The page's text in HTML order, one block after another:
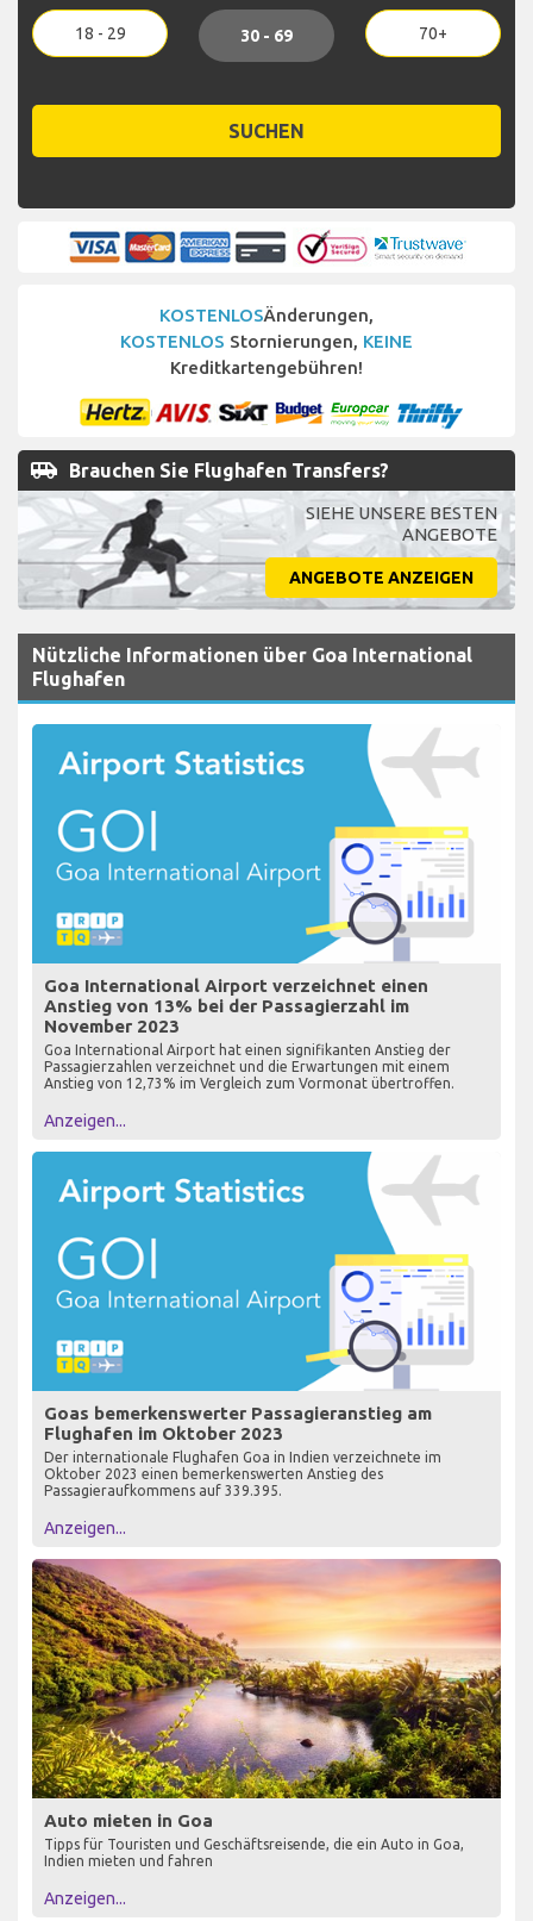
18 - 29 30 - 69 70+
SUCHEN
KOSTENLOSÄnderungen,
KOSTENLOS Stornierungen, KEINE
Kreditkartengebühren!
airport_shuttle Brauchen Sie Flughafen Transfers?
SIEHE UNSERE BESTEN
ANGEBOTE
ANGEBOTE ANZEIGEN
Nützliche Informationen über Goa International
Flughafen
Goa International Airport verzeichnet einen
Anstieg von 13% bei der Passagierzahl im
November 2023
Goa International Airport hat einen signifikanten Anstieg der
Passagierzahlen verzeichnet und die Erwartungen mit einem
Anstieg von 12,73% im Vergleich zum Vormonat übertroffen.
Anzeigen...
Goas bemerkenswerter Passagieranstieg am
Flughafen im Oktober 2023
Der internationale Flughafen Goa in Indien verzeichnete im
Oktober 2023 einen bemerkenswerten Anstieg des
Passagieraufkommens auf 339.395.
Anzeigen...
Auto mieten in Goa
Tipps für Touristen und Geschäftsreisende, die ein Auto in Goa,
Indien mieten und fahren
Anzeigen...